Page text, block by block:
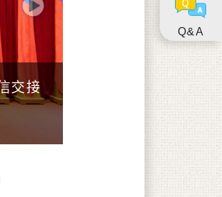
Q&A
交接
Next